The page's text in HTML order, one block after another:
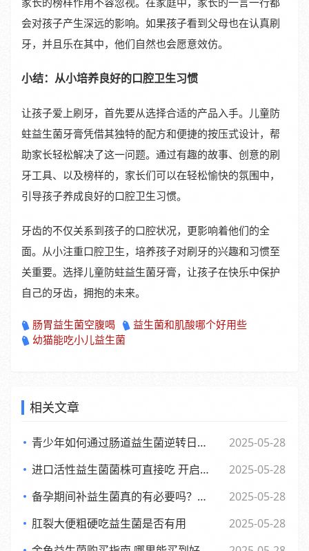
会对孩子产生深远的影响。如果孩子看到父母也在认真刷
牙，并且乐在其中，他们自然也会愿意效仿。
小结：从小培养良好的口腔卫生习惯
让孩子爱上刷牙，首先要从选择合适的产品入手。儿童防
蛀益生菌牙膏凭借其独特的配方和便捷的按压式设计，帮
助家长轻松解决了这一问题。通过有趣的故事、创意的刷
牙工具、以及榜样的，家长们可以在轻松愉快的氛围中，
引导孩子养成良好的口腔卫生习惯。
牙齿的不仅关系到孩子的口腔状况，更影响着他们的全
面。从小注重口腔卫生，培养孩子对刷牙的兴趣和习惯至
关重要。选择儿童防蛀益生菌牙膏，让孩子在快乐中保护
自己的牙齿，拥抱的未来。
肠胃益生菌空腹喝
益生菌和肌酸哪个好用些
幼猫能吃小儿益生菌
相关文章
青少年如何通过肠道益生菌逆转日常倦怠，活力满满每一天
2025-05-28
进口活性益生菌菌株可直接吃 开启健康新体验
2025-05-28
备孕期间补益生菌真的有必要吗？了解背后的和科学依据
2025-05-28
肛裂大便粗硬吃益生菌是否有用
2025-05-28